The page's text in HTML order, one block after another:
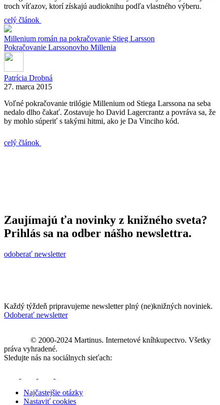
troch víťazov, ktorí získajú audioknihu podľa vlastného výberu.
celý článok
Millenium román na pokračovanie Stieg Larsson
Pokračovanie Larssonovho Millenia
Patrícia Drobná
27. marca 2015
Voľné pokračovanie trilógie Millenium od Stiega Larssona na seba
nedalo dlho čakať. Zostavuje ho David Lagercrantz a povráva sa, že
by mohlo súperiť s takými hitmi, ako je Da Vinciho kód.
celý článok
Zaujímajú ťa novinky z knižného sveta?
Prihlás sa na odber nášho newslettra.
odoberať newsletter
Každý týždeň pripravujeme newsletter plný (ne)knižných noviniek.
Odoberať newsletter
© 2000-2024 Martinus. Internetové kníhkupectvo. Všetky
práva vyhradené.
Sledujte nás na sociálnych sieťach:
Najčastejšie otázky
Nastaviť cookies